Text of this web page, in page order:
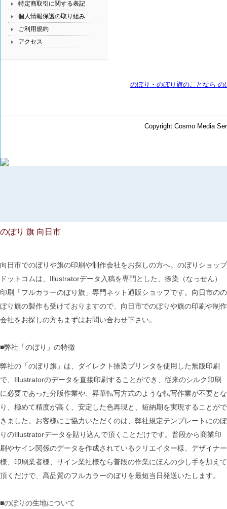
のぼり 旗 向日市
向日市でのぼりや旗の印刷や制作会社をお探しの方へ。のぼりショップ
ドットコムは、Illustratorデータ入稿を専門とした、捺染（なっせん）
印刷「フルカラーのぼり旗」専門ネット通販ショップです。向日市のの
ぼり旗の製作も受けておりますので、向日市でのぼりや旗の印刷や制作
会社をお探しの方もまずはお問い合わせ下さい。
■弊社「のぼり」の特徴
弊社の「のぼり旗」は、ダイレクト捺染プリンタを使用した無版印刷
で、Illustratorのデータを直接印刷することができ、従来のシルク印刷
に必要であった分版作業や、昇華転写方式のような転写作業が不要とな
り、極めて精度が高く、安定した色再現と、短納期を実現することがで
きました。お客様にご協力いただくのは、弊社規定テンプレートにのぼ
りのIllustratorデータを貼り込んで頂くことだけです。普段から商業印
刷やサイン関係のデータを作成されているクリエイター様、デザイナー
様、印刷業者様、サイン業社様なら普段の作業にほんの少し手を加えて
頂くだけで、高品質のフルカラーのぼりを最短当日発送いたします。
■のぼりの生地について